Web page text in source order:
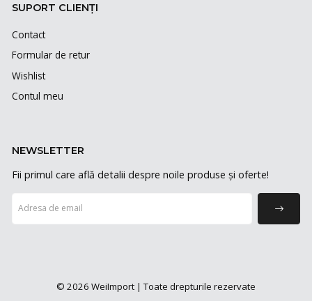
SUPORT CLIENȚI
Contact
Formular de retur
Wishlist
Contul meu
NEWSLETTER
Fii primul care află detalii despre noile produse și oferte!
© 2026 WeiImport | Toate drepturile rezervate